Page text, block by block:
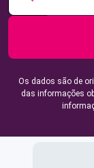
Os dados são de
das informações